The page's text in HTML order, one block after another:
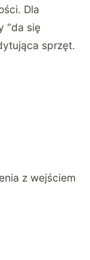
Dla
“da się
sprzęt.
z wejściem